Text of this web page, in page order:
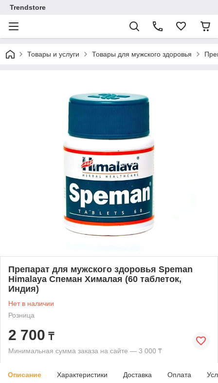
Trendstore
Товары и услуги Товары для мужского здоровья
Препарат для мужского здоровья Speman
Himalaya Спеман Хималая (60 таблеток,
Индия)
Нет в наличии
Розница
2 700 ₸
Минимальная сумма заказа на сайте — 3 000 ₸
Описание Характеристики Доставка Оплата